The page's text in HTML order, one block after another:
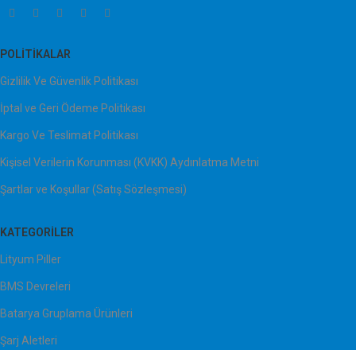
POLITIKALAR
Gizlilik Ve Güvenlik Politikası
İptal ve Geri Ödeme Politikası
Kargo Ve Teslimat Politikası
Kişisel Verilerin Korunması (KVKK) Aydınlatma Metni
Şartlar ve Koşullar (Satış Sözleşmesi)
KATEGORILER
Lityum Piller
BMS Devreleri
Batarya Gruplama Ürünleri
Şarj Aletleri